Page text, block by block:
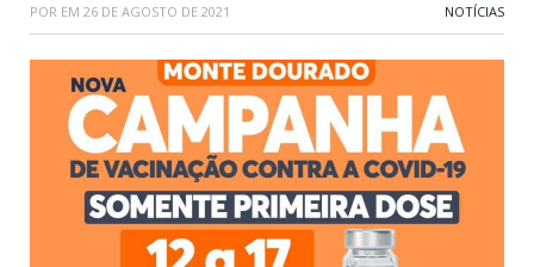
POR EM 26 DE AGOSTO DE 2021 NOTÍCIAS